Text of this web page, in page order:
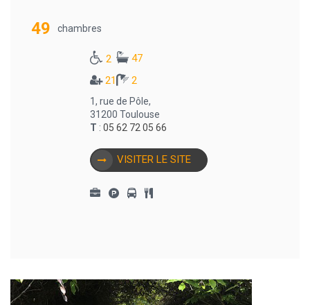
49 chambres
2
47
21
2
1, rue de Pôle,
31200 Toulouse
T : 05 62 72 05 66
VISITER LE SITE